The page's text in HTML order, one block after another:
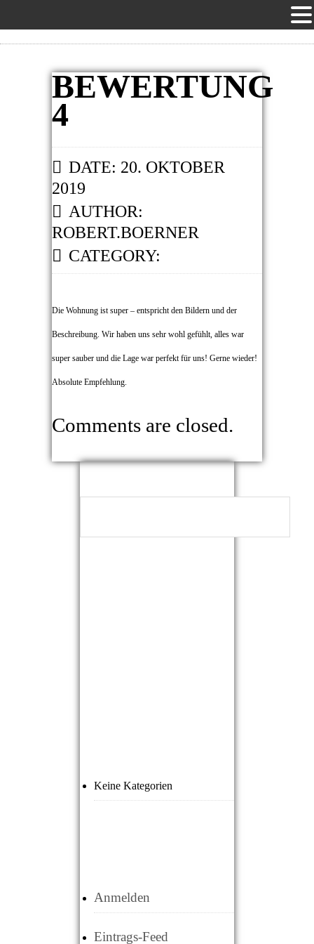
BEWERTUNG
4
DATE: 20. OKTOBER
2019
AUTHOR:
ROBERT.BOERNER
CATEGORY:
Die Wohnung ist super – entspricht den Bildern und der
Beschreibung. Wir haben uns sehr wohl gefühlt, alles war
super sauber und die Lage war perfekt für uns! Gerne wieder!
Absolute Empfehlung.
Comments are closed.
Keine Kategorien
Anmelden
Eintrags-Feed